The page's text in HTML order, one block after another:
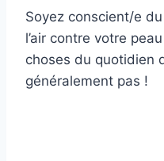
Soyez conscient/e
l’air contre votre
choses du quotidien
généralement pas !